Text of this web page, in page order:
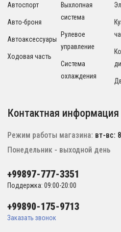
Автоспорт
Авто-броня
Автоаксессуары
Ходовая часть
Выхлопная
система
Рулевое
управление
Система
охлаждения
Контактная информация
Режим работы магазина: вт-вс:
Понедельник - выходной день
+99897-777-3351
Поддержка: 09:00-20:00
+99890-175-9713
Заказать звонок